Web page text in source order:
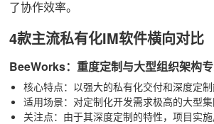
了协作效率。
4款主流私有化IM软件横向对比
BeeWorks：重度定制与大型组织架构
核心特点：以强大的私有化交付和深度定
适用场景：对定制化开发需求极高的大型
关注点：由于其深度定制的特性，项目实